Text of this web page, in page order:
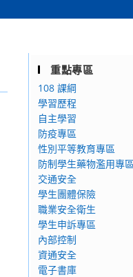
重點專區
108 課綱
學習歷程
自主學習
防疫專區
性別平等教育專區
防制學生藥物濫用專區
交通安全
學生團體保險
職業安全衛生
學生申訴專區
內部控制
資通安全
電子書庫